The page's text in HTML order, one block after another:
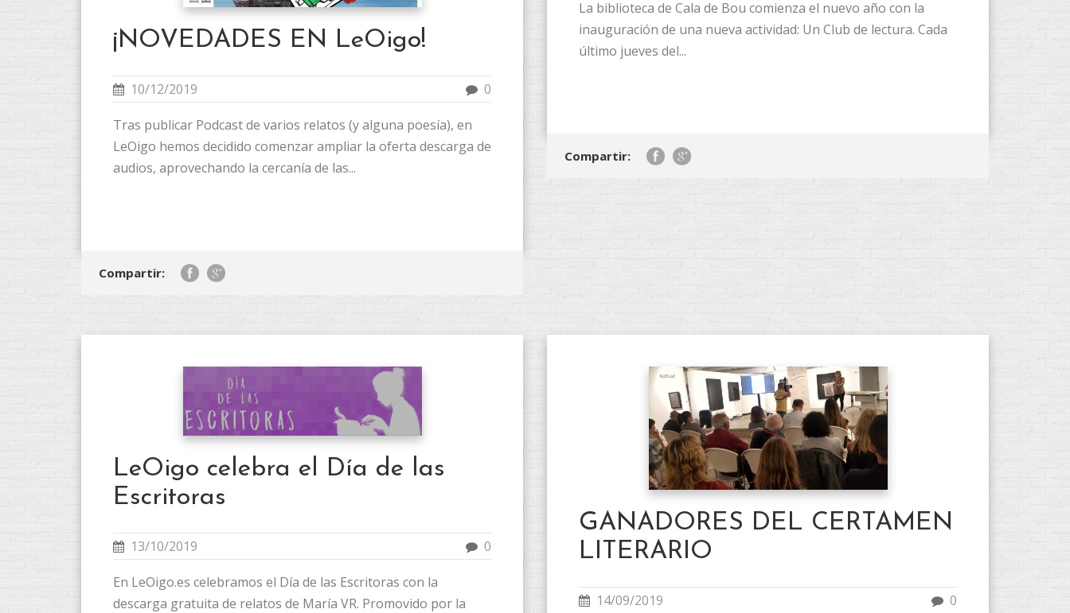
¡NOVEDADES EN LeOigo!
10/12/2019 0
Tras publicar Podcast de varios relatos (y alguna poesía), en
LeOigo hemos decidido comenzar ampliar la oferta descarga de
audios, aprovechando la cercanía de las...
Compartir:
La biblioteca de Cala de Bou comienza el nuevo año con la
inauguración de una nueva actividad: Un Club de lectura. Cada
último jueves del...
Compartir:
LeOigo celebra el Día de las
Escritoras
13/10/2019 0
En LeOigo.es celebramos el Día de las Escritoras con la
descarga gratuita de relatos de María VR. Promovido por la
GANADORES DEL CERTAMEN
LITERARIO
14/09/2019 0